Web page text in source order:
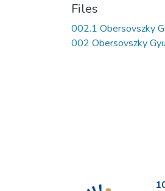
Files
002.1 Obersovszky
002 Obersovszky